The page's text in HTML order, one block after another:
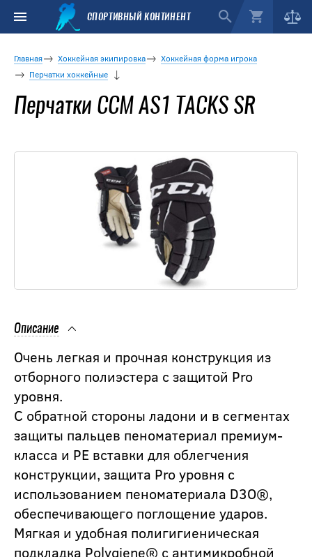
СПОРТИВНЫЙ КОНТИНЕНТ
Главная Хоккейная экипировка
Хоккейная форма игрока
Перчатки хоккейные
Перчатки CCM AS1 TACKS SR
Описание
Очень легкая и прочная конструкция из
отборного полиэстера с защитой Pro
уровня.
С обратной стороны ладони и в сегментах
защиты пальцев пеноматериал премиум-
класса и PE вставки для облегчения
конструкции, защита Pro уровня с
использованием пеноматериала D3O®,
обеспечивающего поглощение ударов.
Мягкая и удобная полигигиеническая
подкладка Polygiene® с антимикробной